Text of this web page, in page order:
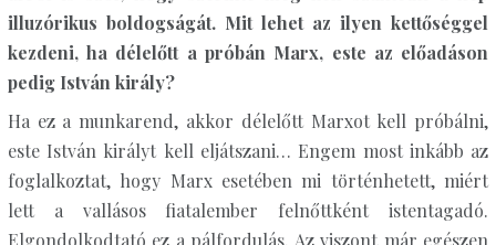
illuzórikus boldogságát. Mit lehet az ilyen kettőséggel
kezdeni, ha délelőtt a próbán Marx, este az előadáson
pedig István király?
Ha ez a munkarend, akkor délelőtt Marxot kell próbálni,
este István királyt kell eljátszani… Engem most inkább az
foglalkoztat, hogy Marx esetében mi történhetett, miért
lett a vallásos fiatalember felnőttként istentagadó.